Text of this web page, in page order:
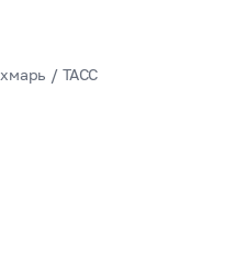
/ ТАСС